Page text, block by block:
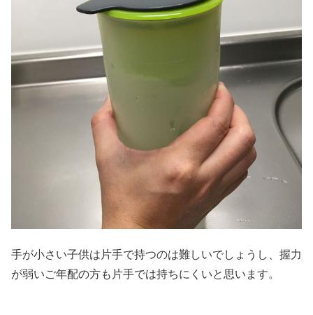
手が小さい子供は片手で持つのは難しいでしょうし、握力
が弱いご年配の方も片手では持ちにくいと思います。